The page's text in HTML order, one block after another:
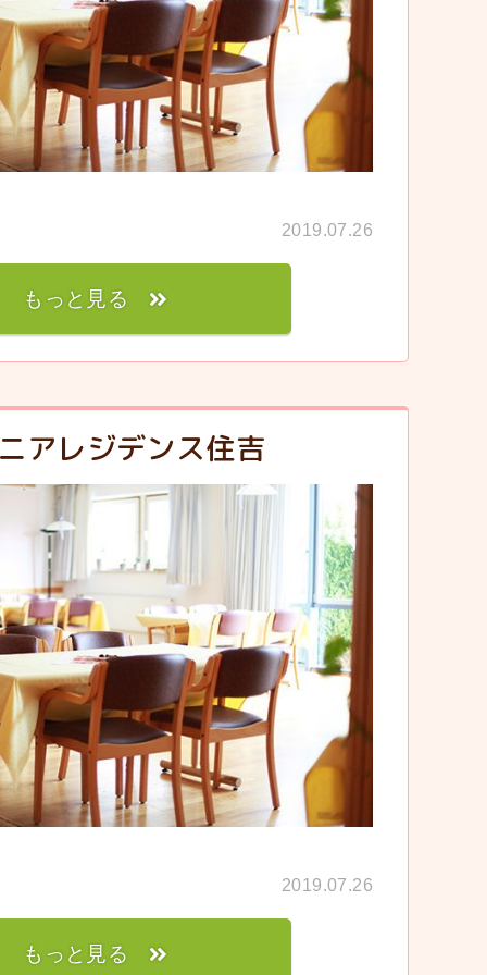
2019.07.26
もっと見る
アレジデンス住吉
2019.07.26
もっと見る